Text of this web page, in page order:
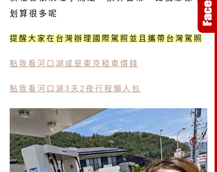
划算很多呢
提醒大家在台灣辦理國際駕照並且攜帶台灣駕照
點我看河口湖或是東京租車價錢
點我看河口湖3天2夜行程懶人包